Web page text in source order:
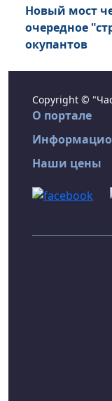
Новый мост
очередное
окупантов
Copyright ©
О портале
Наши цены